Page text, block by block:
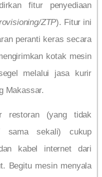
fitur penyediaan
ZTP). Fitur ini
peranti keras secara
kotak mesin
melalui jasa kurir
Makassar.
restoran (yang tidak
sama sekali) cukup
kabel internet dari
Begitu mesin menyala